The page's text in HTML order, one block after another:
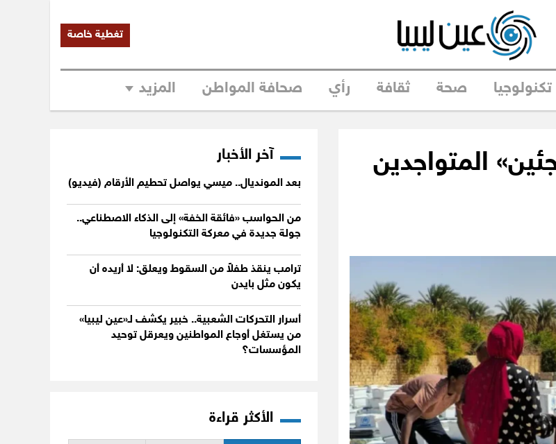
تغطية خاصة
تكنولوجيا صحة ثقافة رأي صحافة المواطن المزيد
المتواجدين
آخر الأخبار
بعد المونديال.. ميسي يواصل تحطيم الأرقام (فيديو)
من الحواسب «فائقة الخفة» إلى الذكاء الاصطناعي..
جولة جديدة في معركة التكنولوجيا
ترامب ينقذ طفلاً من السقوط ويعلق: لا أريده أن
يكون مثل بايدن
أسرار التحركات الشعبية.. خبير يكشف لـ«عين ليبيا»
من يستغل أوجاع المواطنين ويعرقل توحيد
المؤسسات؟
الأكثر قراءة